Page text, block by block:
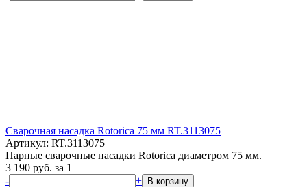
Сварочная насадка Rotorica 75 мм RT.3113075
Артикул: RT.3113075
Парные сварочные насадки Rotorica диаметром 75 мм.
3 190 руб. за 1
-
+ В корзину